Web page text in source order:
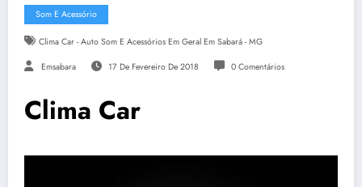
Som E Acessório
Clima Car - Auto Som E Acessórios Em Geral Em Sabará - MG
Emsabara 17 De Fevereiro De 2018 0 Comentários
Clima Car